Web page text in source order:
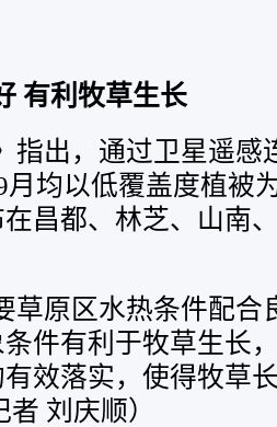
有利牧草生长
指出，通过卫星遥
月均以低覆盖度植被
昌都、林芝、山南
草原区水热条件配合
件有利于牧草生长
效落实，使得牧草
刘庆顺）